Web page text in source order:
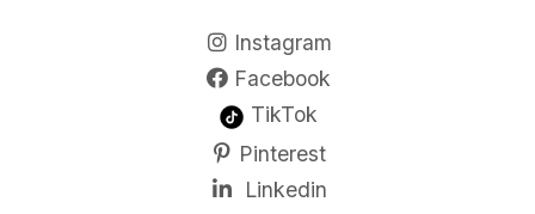
Instagram
Facebook
TikTok
Pinterest
Linkedin